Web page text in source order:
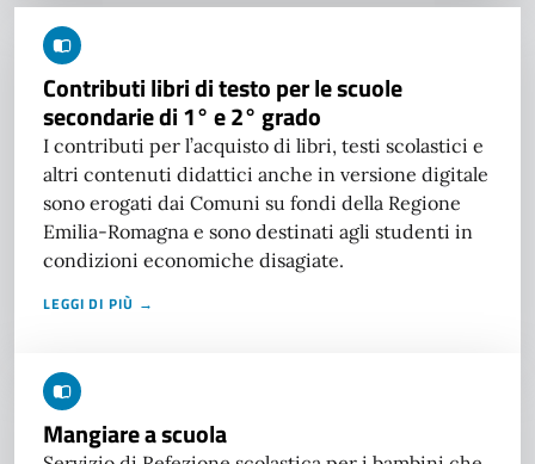
Contributi libri di testo per le scuole
secondarie di 1° e 2° grado
I contributi per l’acquisto di libri, testi scolastici e
altri contenuti didattici anche in versione digitale
sono erogati dai Comuni su fondi della Regione
Emilia-Romagna e sono destinati agli studenti in
condizioni economiche disagiate.
LEGGI DI PIÙ →
Mangiare a scuola